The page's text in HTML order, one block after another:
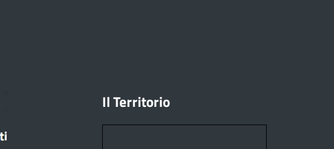
Il Territorio